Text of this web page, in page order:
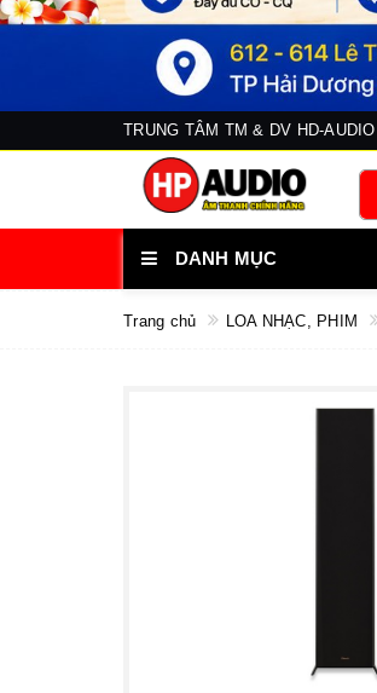
TRUNG TÂM TM & DV HD-AUDIO
DANH MỤC
Trang chủ LOA NHẠC, PHIM